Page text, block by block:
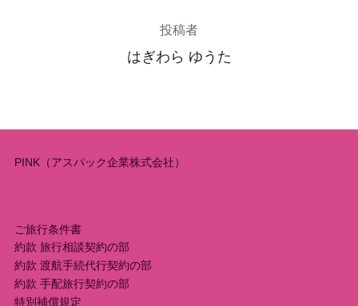
投稿者
はぎわら ゆうた
PINK（アスパック企業株式会社）
ご旅行条件書
約款 旅行相談契約の部
約款 渡航手続代行契約の部
約款 手配旅行契約の部
特別補償規定